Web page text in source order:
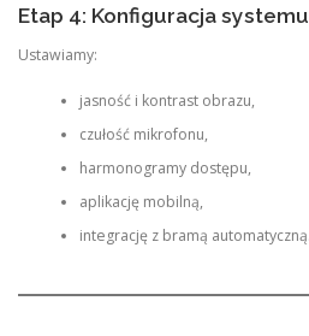
Etap 4: Konfiguracja systemu
Ustawiamy:
jasność i kontrast obrazu,
czułość mikrofonu,
harmonogramy dostępu,
aplikację mobilną,
integrację z bramą automatyczną.